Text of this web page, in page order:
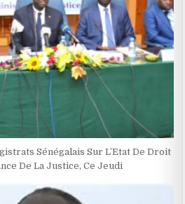
Sénégalais Sur L’Etat De Droit
De La Justice, Ce Jeudi